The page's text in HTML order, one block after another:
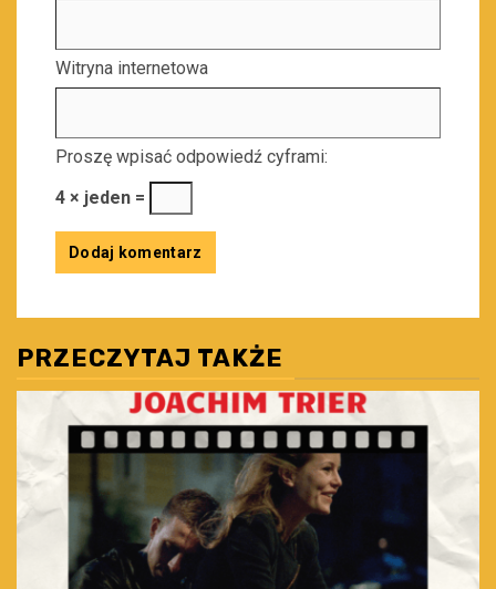
Witryna internetowa
Proszę wpisać odpowiedź cyframi:
4 × jeden =
PRZECZYTAJ TAKŻE